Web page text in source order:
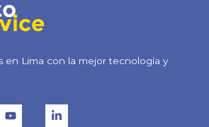
en Lima con la mejor tecnología y